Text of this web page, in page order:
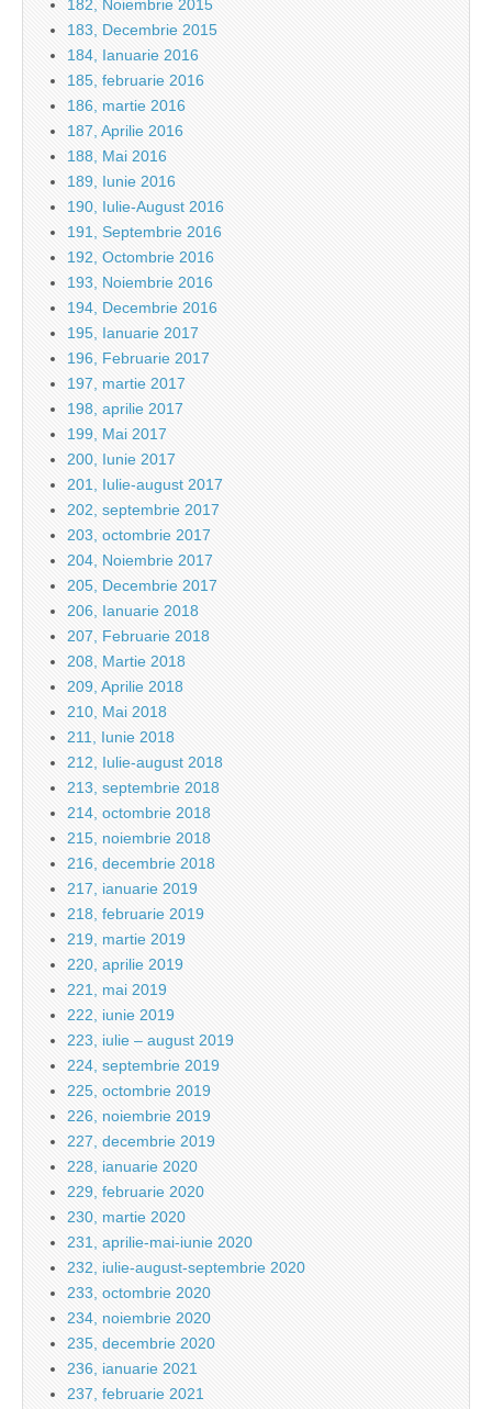
182, Noiembrie 2015
183, Decembrie 2015
184, Ianuarie 2016
185, februarie 2016
186, martie 2016
187, Aprilie 2016
188, Mai 2016
189, Iunie 2016
190, Iulie-August 2016
191, Septembrie 2016
192, Octombrie 2016
193, Noiembrie 2016
194, Decembrie 2016
195, Ianuarie 2017
196, Februarie 2017
197, martie 2017
198, aprilie 2017
199, Mai 2017
200, Iunie 2017
201, Iulie-august 2017
202, septembrie 2017
203, octombrie 2017
204, Noiembrie 2017
205, Decembrie 2017
206, Ianuarie 2018
207, Februarie 2018
208, Martie 2018
209, Aprilie 2018
210, Mai 2018
211, Iunie 2018
212, Iulie-august 2018
213, septembrie 2018
214, octombrie 2018
215, noiembrie 2018
216, decembrie 2018
217, ianuarie 2019
218, februarie 2019
219, martie 2019
220, aprilie 2019
221, mai 2019
222, iunie 2019
223, iulie – august 2019
224, septembrie 2019
225, octombrie 2019
226, noiembrie 2019
227, decembrie 2019
228, ianuarie 2020
229, februarie 2020
230, martie 2020
231, aprilie-mai-iunie 2020
232, iulie-august-septembrie 2020
233, octombrie 2020
234, noiembrie 2020
235, decembrie 2020
236, ianuarie 2021
237, februarie 2021